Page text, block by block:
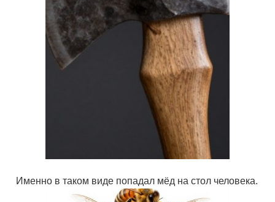
Именно в таком виде попадал мёд на стол человека.